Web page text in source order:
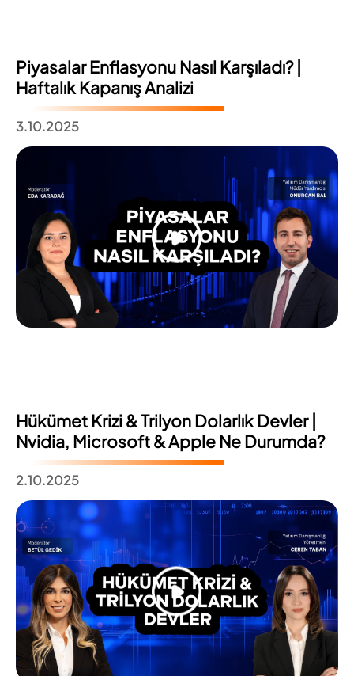
Piyasalar Enflasyonu Nasıl Karşıladı? |
Haftalık Kapanış Analizi
3.10.2025
Hükümet Krizi & Trilyon Dolarlık Devler |
Nvidia, Microsoft & Apple Ne Durumda?
2.10.2025